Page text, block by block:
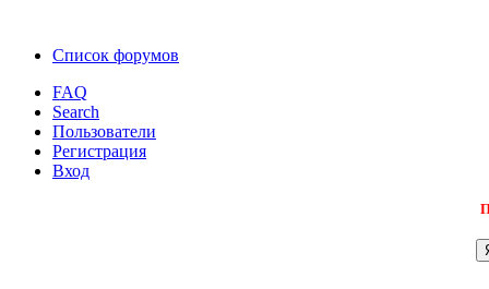
Список форумов
FAQ
Search
Пользователи
Регистрация
Вход